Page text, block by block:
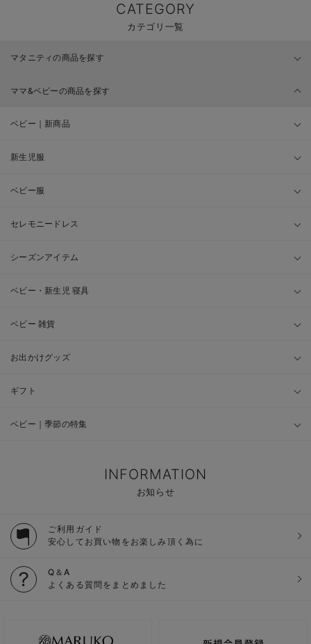
CATEGORY
カテゴリ一覧
マタニティの商品を探す
ママ&ベビーの商品を探す
ベビー｜新商品
新生児服
ベビー服
セレモニードレス
シーズンアイテム
ベビー・新生児 寝具
ベビー 雑貨
お出かけグッズ
ギフト
ベビー｜季節の特集
INFORMATION
お知らせ
ご利用ガイド
安心してお買い物をお楽しみ頂く為に
Q＆A
よくある質問をまとめました